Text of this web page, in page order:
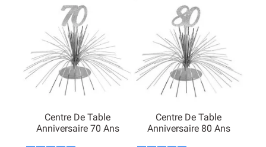
Centre De Table
Anniversaire 70 Ans
Centre De Table
Anniversaire 80 Ans